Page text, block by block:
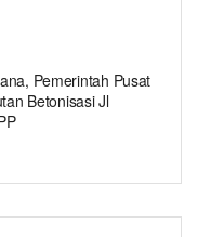
Pemerintah Pusat
Betonisasi Jl